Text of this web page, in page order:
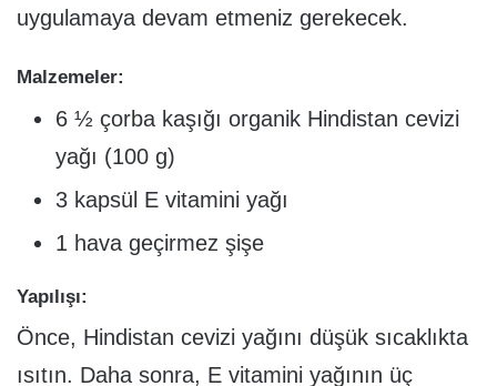
uygulamaya devam etmeniz gerekecek.
Malzemeler:
6 ½ çorba kaşığı organik Hindistan cevizi
yağı (100 g)
3 kapsül E vitamini yağı
1 hava geçirmez şişe
Yapılışı:
Önce, Hindistan cevizi yağını düşük sıcaklıkta
ısıtın. Daha sonra, E vitamini yağının üç